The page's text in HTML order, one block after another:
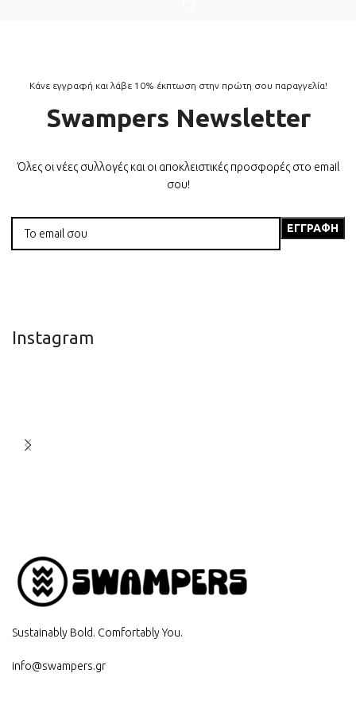
Κάνε εγγραφή και λάβε 10% έκπτωση στην πρώτη σου παραγγελία!
Swampers Newsletter
Όλες οι νέες συλλογές και οι αποκλειστικές προσφορές στο email
σου!
Instagram
Sustainably Bold. Comfortably You.
info@swampers.gr